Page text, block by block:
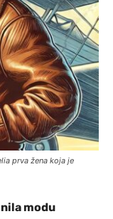
prva žena koja je
modu